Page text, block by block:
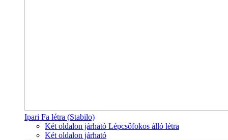
Ipari Fa létra (Stabilo)
Két oldalon járható Lépcsőfokos álló létra
Két oldalon járható